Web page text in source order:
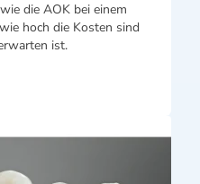
die AOK bei einem
hoch die Kosten sind
ist.